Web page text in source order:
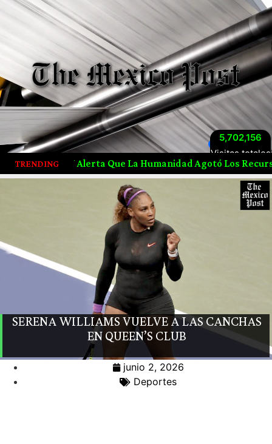
Visitas totales
5,702,156
TRENDING
Que La Humanidad Agotó Los Recursos Naturales De
SERENA WILLIAMS VUELVE A LAS CANCHAS
EN QUEEN’S CLUB
junio 2, 2026
Deportes